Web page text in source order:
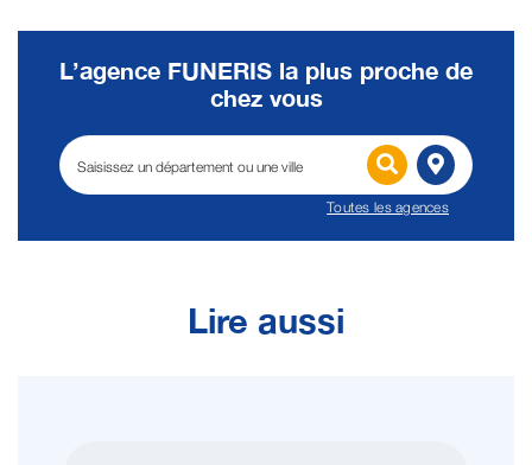
L’agence FUNERIS la plus proche de
chez vous
Toutes les agences
Lire aussi